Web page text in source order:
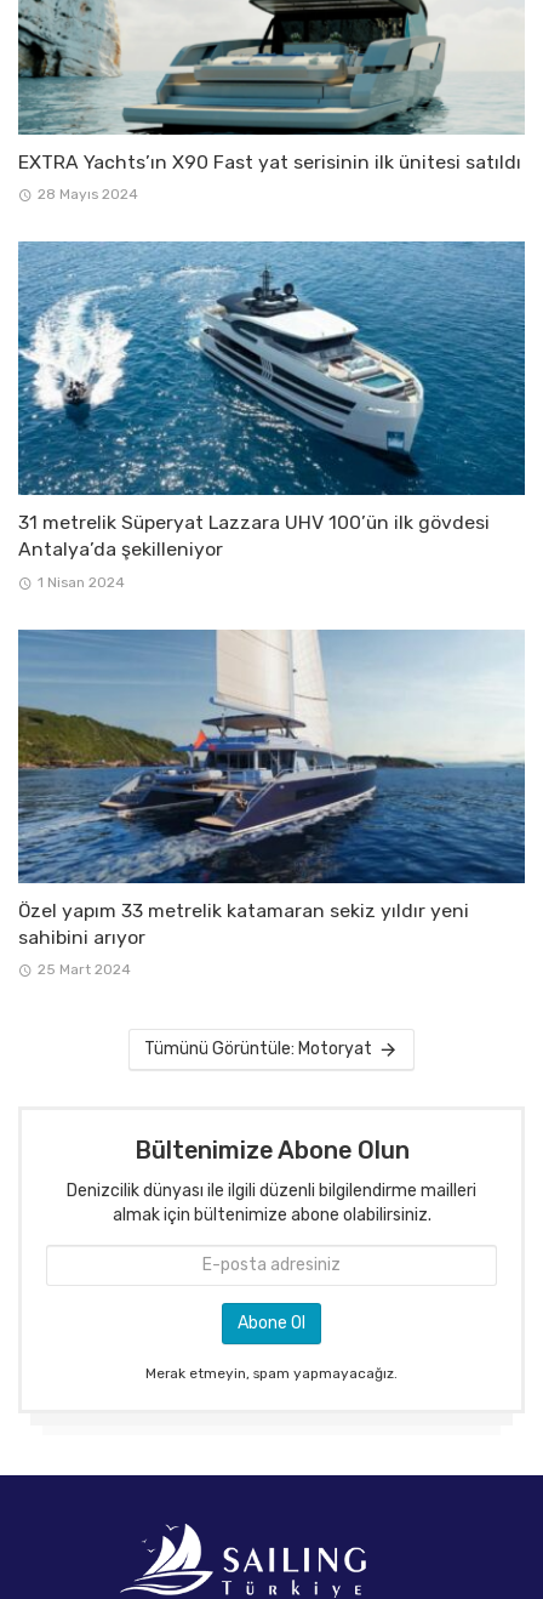
EXTRA Yachts’ın X90 Fast yat serisinin ilk ünitesi satıldı
28 Mayıs 2024
31 metrelik Süperyat Lazzara UHV 100’ün ilk gövdesi
Antalya’da şekilleniyor
1 Nisan 2024
Özel yapım 33 metrelik katamaran sekiz yıldır yeni
sahibini arıyor
25 Mart 2024
Tümünü Görüntüle: Motoryat
Bültenimize Abone Olun
Denizcilik dünyası ile ilgili düzenli bilgilendirme mailleri
almak için bültenimize abone olabilirsiniz.
Merak etmeyin, spam yapmayacağız.